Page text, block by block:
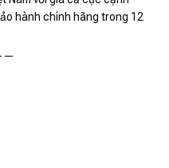
hành chính hãng trong 12